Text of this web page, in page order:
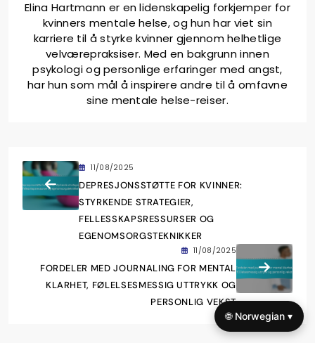
Elina Hartmann er en lidenskapelig forkjemper for
kvinners mentale helse, og hun har viet sin
karriere til å styrke kvinner gjennom helhetlige
velværepraksiser. Med en bakgrunn innen
psykologi og personlige erfaringer med angst,
har hun som mål å inspirere andre til å omfavne
sine mentale helse-reiser.
11/08/2025
DEPRESJONSSTØTTE FOR KVINNER:
STYRKENDE STRATEGIER,
FELLESSKAPSRESSURSER OG
EGENOMSORGSTEKNIKKER
11/08/2025
FORDELER MED JOURNALING FOR MENTAL
KLARHET, FØLELSESMESSIG UTTRYKK OG
PERSONLIG VEKST
🌐 Norwegian ▾